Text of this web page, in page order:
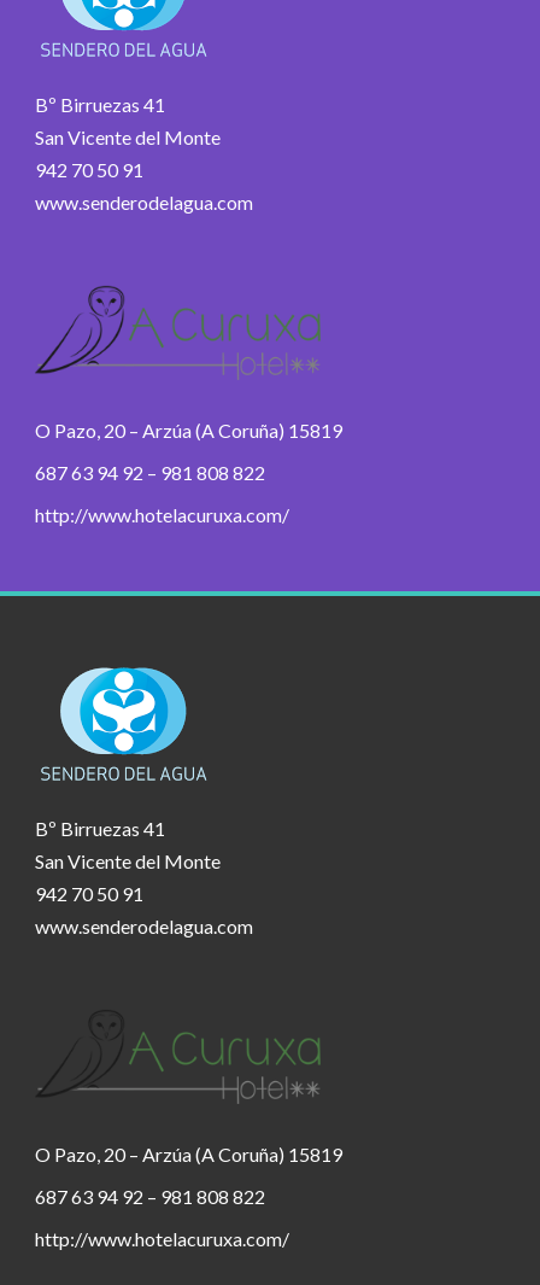
Bº Birruezas 41
San Vicente del Monte
942 70 50 91
www.senderodelagua.com
O Pazo, 20 – Arzúa (A Coruña) 15819
687 63 94 92 – 981 808 822
http://www.hotelacuruxa.com/
Bº Birruezas 41
San Vicente del Monte
942 70 50 91
www.senderodelagua.com
O Pazo, 20 – Arzúa (A Coruña) 15819
687 63 94 92 – 981 808 822
http://www.hotelacuruxa.com/